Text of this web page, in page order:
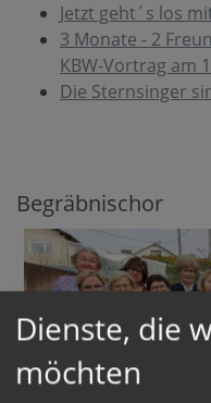
Jetzt geht´s los
3 Monate - 2
KBW-Vortrag am
Die Sternsinger
Begräbnischor
Dienste, die
möchten